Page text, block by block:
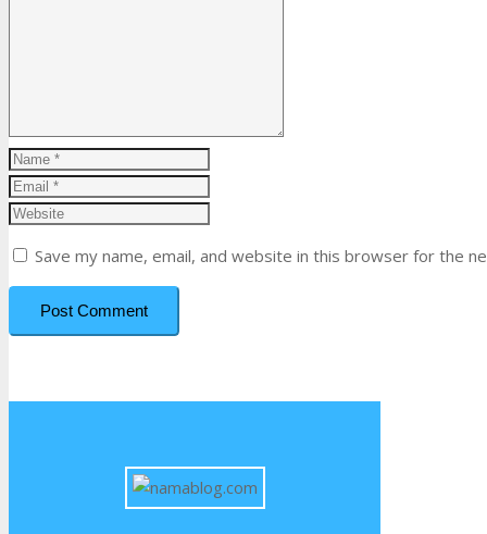
Save my name, email, and website in this browser for the
Post Comment